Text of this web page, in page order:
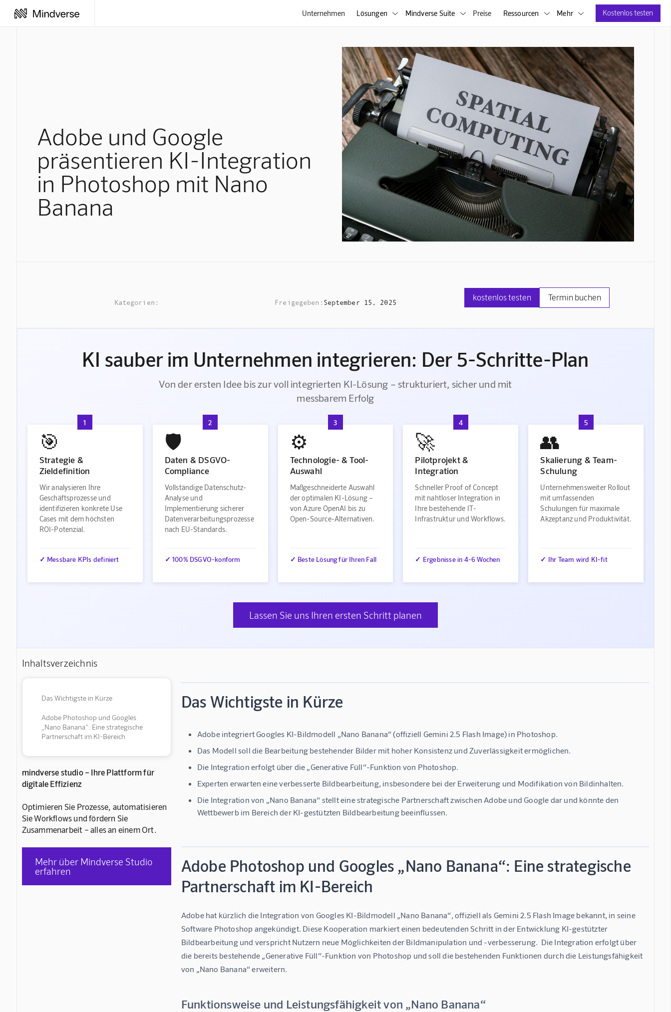
Unternehmen Lösungen  Mindverse Suite  Preise Ressourcen  Mehr  Kostenlos testen
Adobe und Google
präsentieren KI-Integration
in Photoshop mit Nano
Banana
Kategorien: Freigegeben: September 15, 2025
kostenlos testen Termin buchen
KI sauber im Unternehmen integrieren: Der 5-Schritte-Plan
Von der ersten Idee bis zur voll integrierten KI-Lösung – strukturiert, sicher und mit
messbarem Erfolg
1
🎯
Strategie &
Zieldefinition
Wir analysieren Ihre
Geschäftsprozesse und
identifizieren konkrete Use
Cases mit dem höchsten
ROI-Potenzial.
✓ Messbare KPIs definiert
2
🛡️
Daten & DSGVO-
Compliance
Vollständige Datenschutz-
Analyse und
Implementierung sicherer
Datenverarbeitungsprozesse
nach EU-Standards.
✓ 100% DSGVO-konform
3
⚙️
Technologie- & Tool-
Auswahl
Maßgeschneiderte Auswahl
der optimalen KI-Lösung –
von Azure OpenAI bis zu
Open-Source-Alternativen.
✓ Beste Lösung für Ihren Fall
4
🚀
Pilotprojekt &
Integration
Schneller Proof of Concept
mit nahtloser Integration in
Ihre bestehende IT-
Infrastruktur und Workflows.
✓ Ergebnisse in 4-6 Wochen
5
👥
Skalierung & Team-
Schulung
Unternehmensweiter Rollout
mit umfassenden
Schulungen für maximale
Akzeptanz und Produktivität.
✓ Ihr Team wird KI-fit
Lassen Sie uns Ihren ersten Schritt planen
Inhaltsverzeichnis
Das Wichtigste in Kürze
Adobe Photoshop und Googles
„Nano Banana“: Eine strategische
Partnerschaft im KI-Bereich
mindverse studio – Ihre Plattform für
digitale Effizienz
Optimieren Sie Prozesse, automatisieren
Sie Workflows und fördern Sie
Zusammenarbeit – alles an einem Ort.
Mehr über Mindverse Studio
erfahren
Das Wichtigste in Kürze
Adobe integriert Googles KI-Bildmodell „Nano Banana“ (offiziell Gemini 2.5 Flash Image) in Photoshop.
Das Modell soll die Bearbeitung bestehender Bilder mit hoher Konsistenz und Zuverlässigkeit ermöglichen.
Die Integration erfolgt über die „Generative Füll“-Funktion von Photoshop.
Experten erwarten eine verbesserte Bildbearbeitung, insbesondere bei der Erweiterung und Modifikation von Bildinhalten.
Die Integration von „Nano Banana“ stellt eine strategische Partnerschaft zwischen Adobe und Google dar und könnte den
Wettbewerb im Bereich der KI-gestützten Bildbearbeitung beeinflussen.
Adobe Photoshop und Googles „Nano Banana“: Eine strategische
Partnerschaft im KI-Bereich
Adobe hat kürzlich die Integration von Googles KI-Bildmodell „Nano Banana“, offiziell als Gemini 2.5 Flash Image bekannt, in seine
Software Photoshop angekündigt. Diese Kooperation markiert einen bedeutenden Schritt in der Entwicklung KI-gestützter
Bildbearbeitung und verspricht Nutzern neue Möglichkeiten der Bildmanipulation und -verbesserung.  Die Integration erfolgt über
die bereits bestehende „Generative Füll“-Funktion von Photoshop und soll die bestehenden Funktionen durch die Leistungsfähigkeit
von „Nano Banana“ erweitern.
Funktionsweise und Leistungsfähigkeit von „Nano Banana“